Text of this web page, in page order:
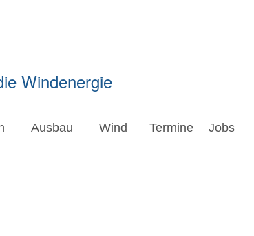
Windenergie
Ausbau Wind Termine Jobs